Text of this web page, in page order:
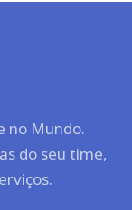
no Mundo.
do seu time,